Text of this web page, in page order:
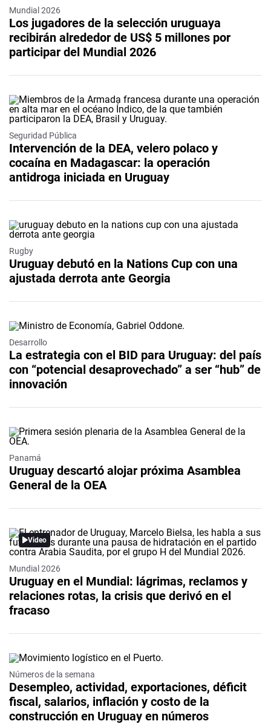
Mundial 2026
Los jugadores de la selección uruguaya
recibirán alrededor de US$ 5 millones por
participar del Mundial 2026
Seguridad Pública
Intervención de la DEA, velero polaco y
cocaína en Madagascar: la operación
antidroga iniciada en Uruguay
Rugby
Uruguay debutó en la Nations Cup con una
ajustada derrota ante Georgia
Desarrollo
La estrategia con el BID para Uruguay: del país
con “potencial desaprovechado” a ser “hub” de
innovación
Panamá
Uruguay descartó alojar próxima Asamblea
General de la OEA
Video
Mundial 2026
Uruguay en el Mundial: lágrimas, reclamos y
relaciones rotas, la crisis que derivó en el
fracaso
Números de la semana
Desempleo, actividad, exportaciones, déficit
fiscal, salarios, inflación y costo de la
construcción en Uruguay en números